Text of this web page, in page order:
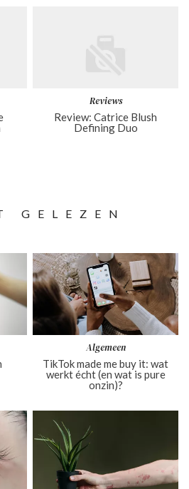
Reviews
Review: Catrice Blush
Defining Duo
GELEZEN
Algemeen
TikTok made me buy it: wat
werkt écht (en wat is pure
onzin)?